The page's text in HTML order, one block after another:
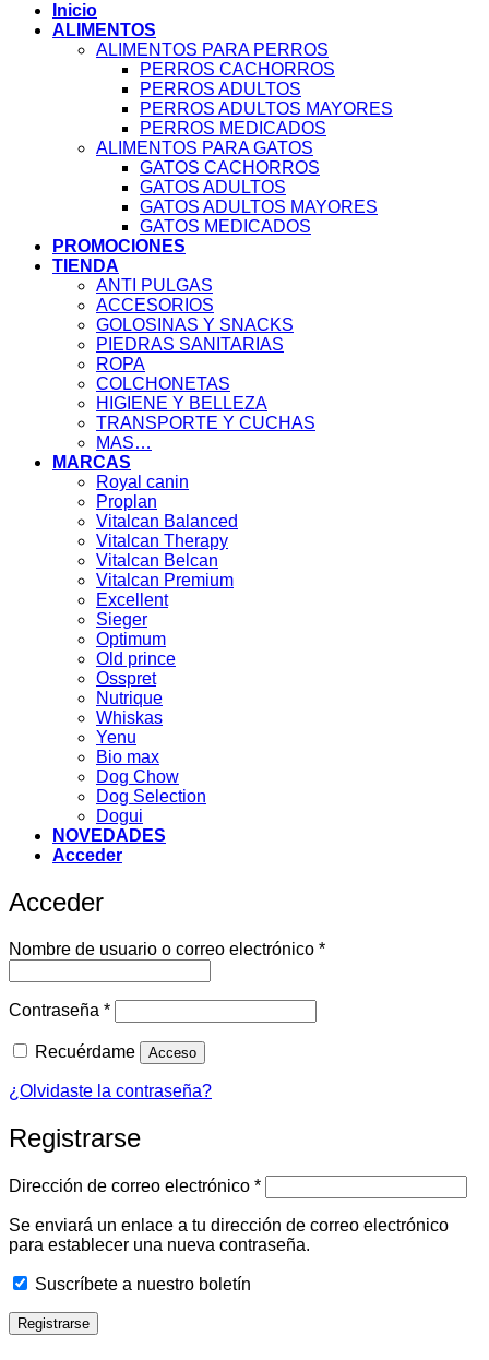
Inicio
ALIMENTOS
ALIMENTOS PARA PERROS
PERROS CACHORROS
PERROS ADULTOS
PERROS ADULTOS MAYORES
PERROS MEDICADOS
ALIMENTOS PARA GATOS
GATOS CACHORROS
GATOS ADULTOS
GATOS ADULTOS MAYORES
GATOS MEDICADOS
PROMOCIONES
TIENDA
ANTI PULGAS
ACCESORIOS
GOLOSINAS Y SNACKS
PIEDRAS SANITARIAS
ROPA
COLCHONETAS
HIGIENE Y BELLEZA
TRANSPORTE Y CUCHAS
MAS…
MARCAS
Royal canin
Proplan
Vitalcan Balanced
Vitalcan Therapy
Vitalcan Belcan
Vitalcan Premium
Excellent
Sieger
Optimum
Old prince
Osspret
Nutrique
Whiskas
Yenu
Bio max
Dog Chow
Dog Selection
Dogui
NOVEDADES
Acceder
Acceder
Nombre de usuario o correo electrónico *Obligatorio
Contraseña *Obligatorio
Recuérdame Acceso
¿Olvidaste la contraseña?
Registrarse
Dirección de correo electrónico *Obligatorio
Se enviará un enlace a tu dirección de correo electrónico
para establecer una nueva contraseña.
Suscríbete a nuestro boletín
Registrarse